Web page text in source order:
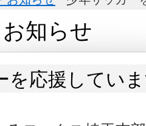
知らせ
を応援してい